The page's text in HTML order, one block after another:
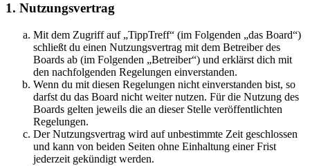
1. Nutzungsvertrag
Mit dem Zugriff auf „TippTreff“ (im Folgenden „das Board“)
schließt du einen Nutzungsvertrag mit dem Betreiber des
Boards ab (im Folgenden „Betreiber“) und erklärst dich mit
den nachfolgenden Regelungen einverstanden.
Wenn du mit diesen Regelungen nicht einverstanden bist, so
darfst du das Board nicht weiter nutzen. Für die Nutzung des
Boards gelten jeweils die an dieser Stelle veröffentlichten
Regelungen.
Der Nutzungsvertrag wird auf unbestimmte Zeit geschlossen
und kann von beiden Seiten ohne Einhaltung einer Frist
jederzeit gekündigt werden.